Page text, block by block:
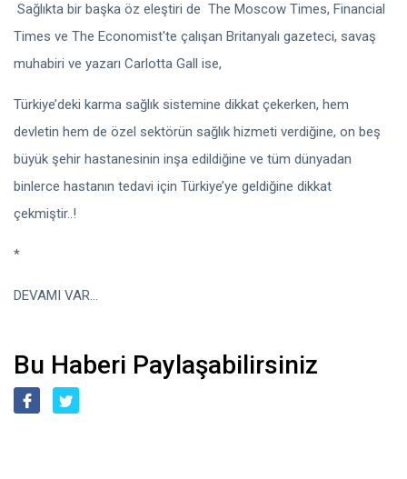
Sağlıkta bir başka öz eleştiri de The Moscow Times, Financial
Times ve The Economist'te çalışan Britanyalı gazeteci, savaş
muhabiri ve yazarı Carlotta Gall ise,
Türkiye’deki karma sağlık sistemine dikkat çekerken, hem
devletin hem de özel sektörün sağlık hizmeti verdiğine, on beş
büyük şehir hastanesinin inşa edildiğine ve tüm dünyadan
binlerce hastanın tedavi için Türkiye’ye geldiğine dikkat
çekmiştir..!
*
DEVAMI VAR...
Bu Haberi Paylaşabilirsiniz